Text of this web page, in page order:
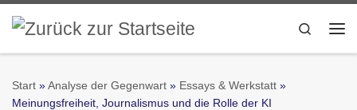
Zum Inhalt springen
Search
Start »Analyse der Gegenwart » Essays & Werkstatt »
Meinungsfreiheit, Journalismus und die Rolle der KI